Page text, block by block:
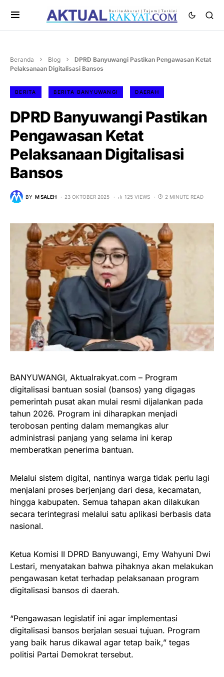
Beranda Blog
DPRD Banyuwangi Pastikan Pengawasan Ketat
Pelaksanaan Digitalisasi Bansos
BERITA BERITA BANYUWANGI DAERAH
DPRD Banyuwangi Pastikan
Pengawasan Ketat
Pelaksanaan Digitalisasi
Bansos
BY M SALEH 23 OKTOBER 2025 125 VIEWS 2 MINUTE READ
BANYUWANGI, Aktualrakyat.com – Program
digitalisasi bantuan sosial (bansos) yang digagas
pemerintah pusat akan mulai resmi dijalankan pada
tahun 2026. Program ini diharapkan menjadi
terobosan penting dalam memangkas alur
administrasi panjang yang selama ini kerap
memberatkan penerima bantuan.
Melalui sistem digital, nantinya warga tidak perlu lagi
menjalani proses berjenjang dari desa, kecamatan,
hingga kabupaten. Semua tahapan akan dilakukan
secara terintegrasi melalui satu aplikasi berbasis data
nasional.
Ketua Komisi II DPRD Banyuwangi, Emy Wahyuni Dwi
Lestari, menyatakan bahwa pihaknya akan melakukan
pengawasan ketat terhadap pelaksanaan program
digitalisasi bansos di daerah.
“Pengawasan legislatif ini agar implementasi
digitalisasi bansos berjalan sesuai tujuan. Program
yang baik harus dikawal agar tetap baik,” tegas
politisi Partai Demokrat tersebut.